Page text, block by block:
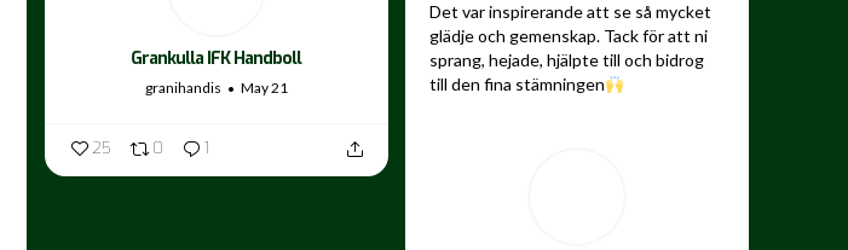
Grankulla IFK Handboll
granihandis May 21
25 0 1
Det var inspirerande att se så mycket
glädje och gemenskap. Tack för att ni
sprang, hejade, hjälpte till och bidrog
till den fina stämningen